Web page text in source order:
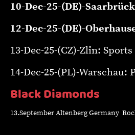
10-Dec-25-(DE)-
12-Dec-25-(DE)-
13-Dec-25-(CZ)-Zlin:
14-Dec-25-(PL)-Warschau:
Black Diamonds
13.September Altenberg Germany